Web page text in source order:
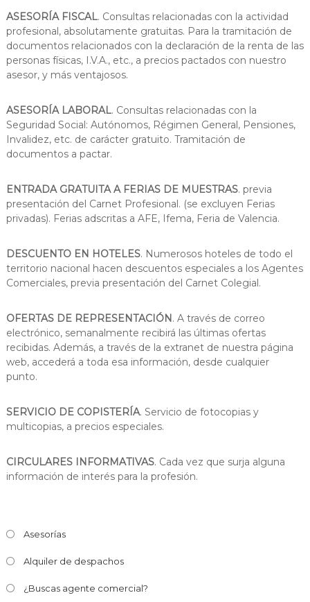
ASESORÍA FISCAL. Consultas relacionadas con la actividad
profesional, absolutamente gratuitas. Para la tramitación de
documentos relacionados con la declaración de la renta de las
personas físicas, I.V.A., etc., a precios pactados con nuestro
asesor, y más ventajosos.
ASESORÍA LABORAL. Consultas relacionadas con la
Seguridad Social: Autónomos, Régimen General, Pensiones,
Invalidez, etc. de carácter gratuito. Tramitación de
documentos a pactar.
ENTRADA GRATUITA A FERIAS DE MUESTRAS. previa
presentación del Carnet Profesional. (se excluyen Ferias
privadas). Ferias adscritas a AFE, Ifema, Feria de Valencia.
DESCUENTO EN HOTELES. Numerosos hoteles de todo el
territorio nacional hacen descuentos especiales a los Agentes
Comerciales, previa presentación del Carnet Colegial.
OFERTAS DE REPRESENTACIÓN. A través de correo
electrónico, semanalmente recibirá las últimas ofertas
recibidas. Además, a través de la extranet de nuestra página
web, accederá a toda esa información, desde cualquier
punto.
SERVICIO DE COPISTERÍA. Servicio de fotocopias y
multicopias, a precios especiales.
CIRCULARES INFORMATIVAS. Cada vez que surja alguna
información de interés para la profesión.
Asesorías
Alquiler de despachos
¿Buscas agente comercial?